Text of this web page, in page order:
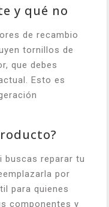
y qué no
de recambio
tornillos de
que debes
Esto es
buscas reparar tu
por
para quienes
componentes y